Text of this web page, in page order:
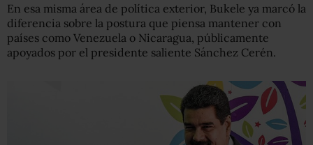
En esa misma área de política exterior, Bukele ya marcó la
diferencia sobre la postura que piensa mantener con
países como Venezuela o Nicaragua, públicamente
apoyados por el presidente saliente Sánchez Cerén.